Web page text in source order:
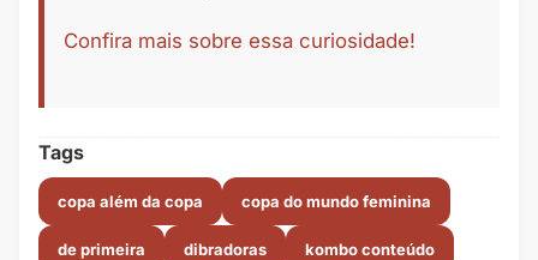
Confira mais sobre essa curiosidade!
Tags
copa além da copa copa do mundo feminina
de primeira dibradoras kombo conteúdo